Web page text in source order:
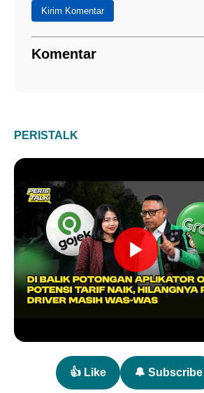
Kirim Komentar
Komentar
PERISTALK
👍 Like 🔔 Subscribe